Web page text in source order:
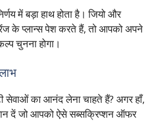
में बड़ा हाथ होता है। जियो और
रेंज के प्लान्स पेश करते हैं, तो आपको अपने
चुनना होगा।
सेवाओं का आनंद लेना चाहते हैं? अगर हाँ,
दें जो आपको ऐसे सब्सक्रिप्शन ऑफर